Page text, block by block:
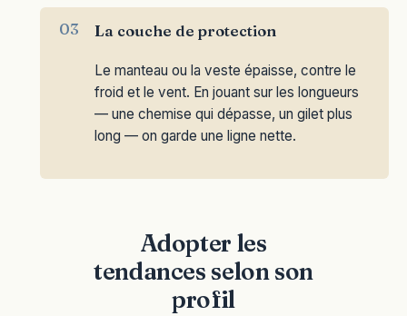
La couche de protection
Le manteau ou la veste épaisse, contre le
froid et le vent. En jouant sur les longueurs
— une chemise qui dépasse, un gilet plus
long — on garde une ligne nette.
Adopter les
tendances selon son
profil